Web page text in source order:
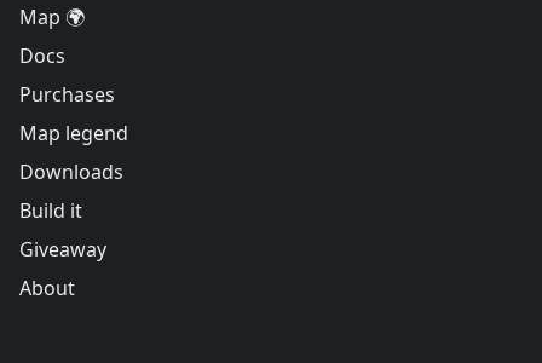
Map 🌍
Docs
Purchases
Map legend
Downloads
Build it
Giveaway
About